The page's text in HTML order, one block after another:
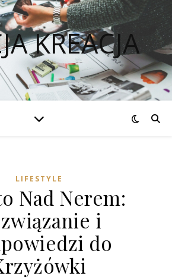
KREACJA
LIFESTYLE
Nad Nerem:
i
do